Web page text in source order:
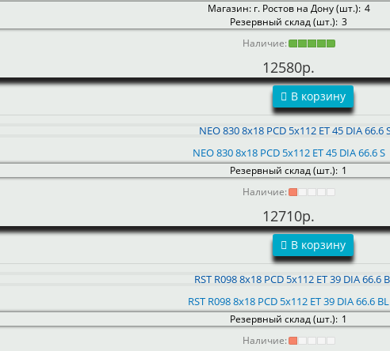
Магазин: г. Ростов на Дону (шт.): 4
Резервный склад (шт.): 3
Наличие:
12580р.
В корзину
NEO 830 8x18 PCD 5x112 ET 45 DIA 66.6 S
Резервный склад (шт.): 1
Наличие:
12710р.
В корзину
RST R098 8x18 PCD 5x112 ET 39 DIA 66.6 BL
Резервный склад (шт.): 1
Наличие: